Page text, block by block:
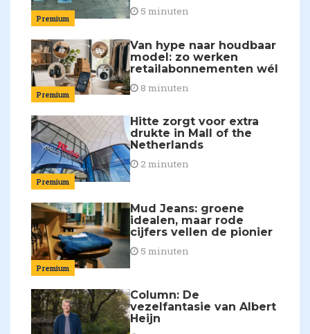
Premium
5 minuten
Premium
Van hype naar houdbaar
model: zo werken
retailabonnementen wél
8 minuten
Premium
Hitte zorgt voor extra
drukte in Mall of the
Netherlands
2 minuten
Premium
Mud Jeans: groene
idealen, maar rode
cijfers vellen de pionier
5 minuten
Column: De
vezelfantasie van Albert
Heijn